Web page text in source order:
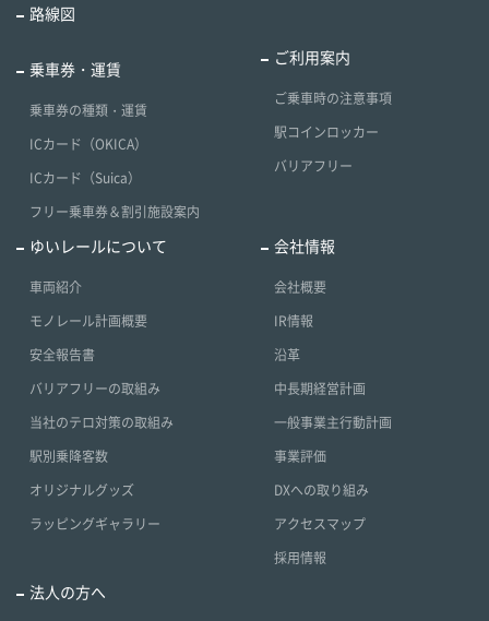
路線図
乗車券・運賃
乗車券の種類・運賃
ICカード（OKICA）
ICカード（Suica）
フリー乗車券＆割引施設案内
ご利用案内
ご乗車時の注意事項
駅コインロッカー
バリアフリー
ゆいレールについて
車両紹介
モノレール計画概要
安全報告書
バリアフリーの取組み
当社のテロ対策の取組み
駅別乗降客数
オリジナルグッズ
ラッピングギャラリー
会社情報
会社概要
IR情報
沿革
中長期経営計画
一般事業主行動計画
事業評価
DXへの取り組み
アクセスマップ
採用情報
法人の方へ